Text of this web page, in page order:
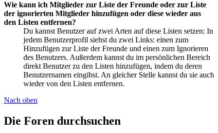
Wie kann ich Mitglieder zur Liste der Freunde oder zur Liste
der ignorierten Mitglieder hinzufügen oder diese wieder aus
den Listen entfernen?
Du kannst Benutzer auf zwei Arten auf diese Listen setzen: In
jedem Benutzerprofil siehst du zwei Links: einen zum
Hinzufügen zur Liste der Freunde und einen zum Ignorieren
des Benutzers. Außerdem kannst du im persönlichen Bereich
direkt Benutzer zu den Listen hinzufügen, indem du deren
Benutzernamen eingibst. An gleicher Stelle kannst du sie auch
wieder von den Listen entfernen.
Nach oben
Die Foren durchsuchen